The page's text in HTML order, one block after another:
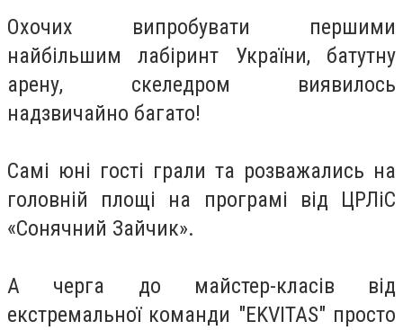
Охочих випробувати першими
найбільшим лабіринт України, батутну
арену, скеледром виявилось
надзвичайно багато!
Самі юні гості грали та розважались на
головній площі на програмі від ЦРЛіС
«Сонячний Зайчик».
А черга до майстер-класів від
екстремальної команди "EKVITAS" просто